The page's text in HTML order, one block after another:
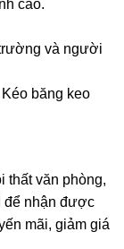
cao.
và người
băng keo
thất văn phòng,
để nhận được
mãi, giảm giá